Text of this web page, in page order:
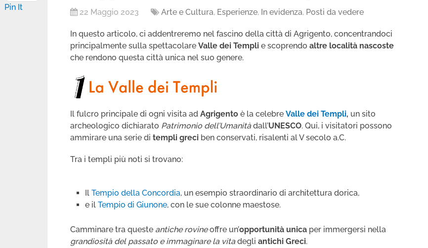
22 Maggio 2023 Arte e Cultura, Esperienze, In evidenza, Posti da vedere
In questo articolo, ci addentreremo nel fascino della città di Agrigento, concentrandoci
principalmente sulla spettacolare Valle dei Templi e scoprendo altre località nascoste
che rendono questa città unica nel suo genere.
Il fulcro principale di ogni visita ad Agrigento è la celebre Valle dei Templi, un sito
archeologico dichiarato Patrimonio dell’Umanitàdall’UNESCO. Qui, i visitatori possono
ammirare una serie di templi greci ben conservati, risalenti al V secolo a.C.
Tra i templi più noti si trovano:
IlTempio della Concordia, un esempio straordinario di architettura dorica,
e ilTempio di Giunone, con le sue colonne maestose.
Camminare tra queste antiche rovineoffre un’opportunità unica per immergersi nella
grandiosità del passato e immaginare la vitadegli antichi Greci.
Pin It